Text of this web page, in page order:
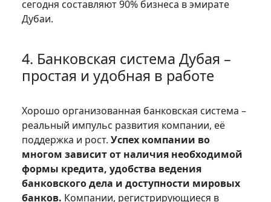
сегодня составляют 90% бизнеса в эмирате
Дубаи.
4. Банковская система Дубая –
простая и удобная в работе
Хорошо организованная банковская система –
реальный импульс развития компании, её
поддержка и рост. Успех компании во
многом зависит от наличия необходимой
формы кредита, удобства ведения
банковского дела и доступности мировых
банков. Компании, регистрирующиеся в